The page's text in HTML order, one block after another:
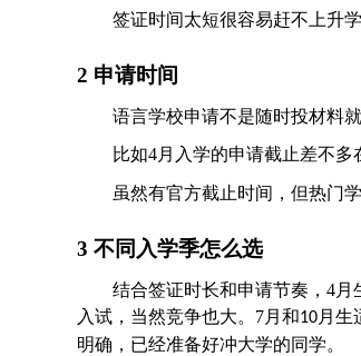
签证时间太短很容易赶不上升学
2 申请时间
语言学校申请不是随时投材料
比如4月入学的申请截止差不多
虽然有官方截止时间，但热门
3 不同入学季怎么选
结合签证时长和申请节奏，4月
入试，当然竞争也大。 7月和10月生
明确，已经准备好冲大学的同学。